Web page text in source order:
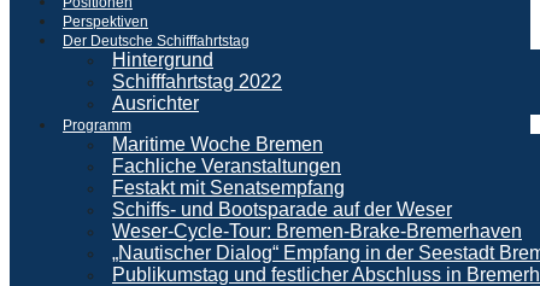
Perspektiven
Der Deutsche Schifffahrtstag
Hintergrund
Schifffahrtstag 2022
Ausrichter
Programm
Maritime Woche Bremen
Fachliche Veranstaltungen
Festakt mit Senatsempfang
Schiffs- und Bootsparade auf der Weser
Weser-Cycle-Tour: Bremen-Brake-Bremerhaven
„Nautischer Dialog“ Empfang in der Seestadt
Publikumstag und festlicher Abschluss in